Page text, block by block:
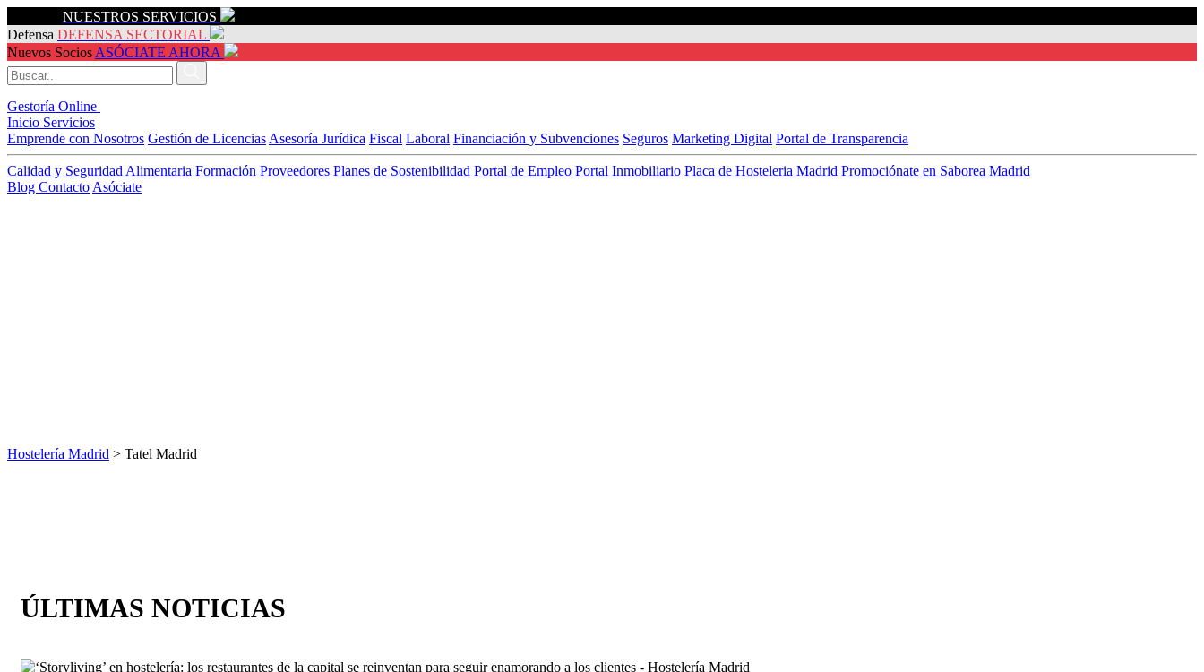
NUESTROS SERVICIOS
Defensa DEFENSA SECTORIAL
Nuevos Socios ASÓCIATE AHORA
Gestoría Online
Inicio Servicios
Emprende con Nosotros Gestión de Licencias Asesoría Jurídica Fiscal Laboral Financiación y Subvenciones Seguros Marketing Digital Portal de Transparencia
Calidad y Seguridad Alimentaria Formación Proveedores Planes de Sostenibilidad Portal de Empleo Portal Inmobiliario Placa de Hosteleria Madrid Promociónate en Saborea Madrid
Blog Contacto Asóciate
Hostelería Madrid > Tatel Madrid
ÚLTIMAS NOTICIAS